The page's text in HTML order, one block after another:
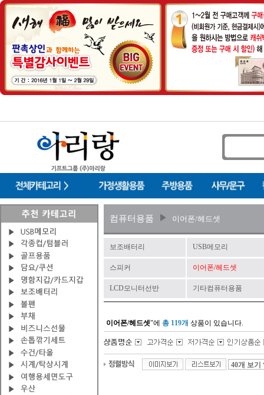
컴퓨터용품 이어폰/헤드셋
보조배터리 USB메모리
스피커 이어폰/헤드셋
LCD모니터선반 기타컴퓨터용품
이어폰/헤드셋"에 총 119개 상품이 있습니다.